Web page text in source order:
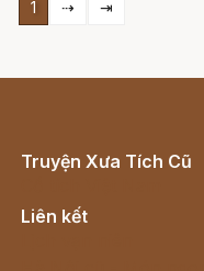
1 ⇢ ⇥
Truyện Xưa Tích Cũ
Liên kết